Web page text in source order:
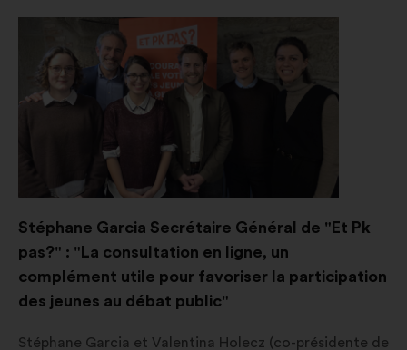
Stéphane Garcia Secrétaire Général de "Et Pk
pas?" : "La consultation en ligne, un
complément utile pour favoriser la participation
des jeunes au débat public"
Stéphane Garcia et Valentina Holecz (co-présidente de